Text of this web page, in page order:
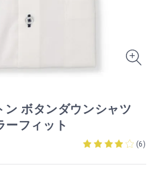
ン ボタンダウンシャツ
ーフィット
(6)